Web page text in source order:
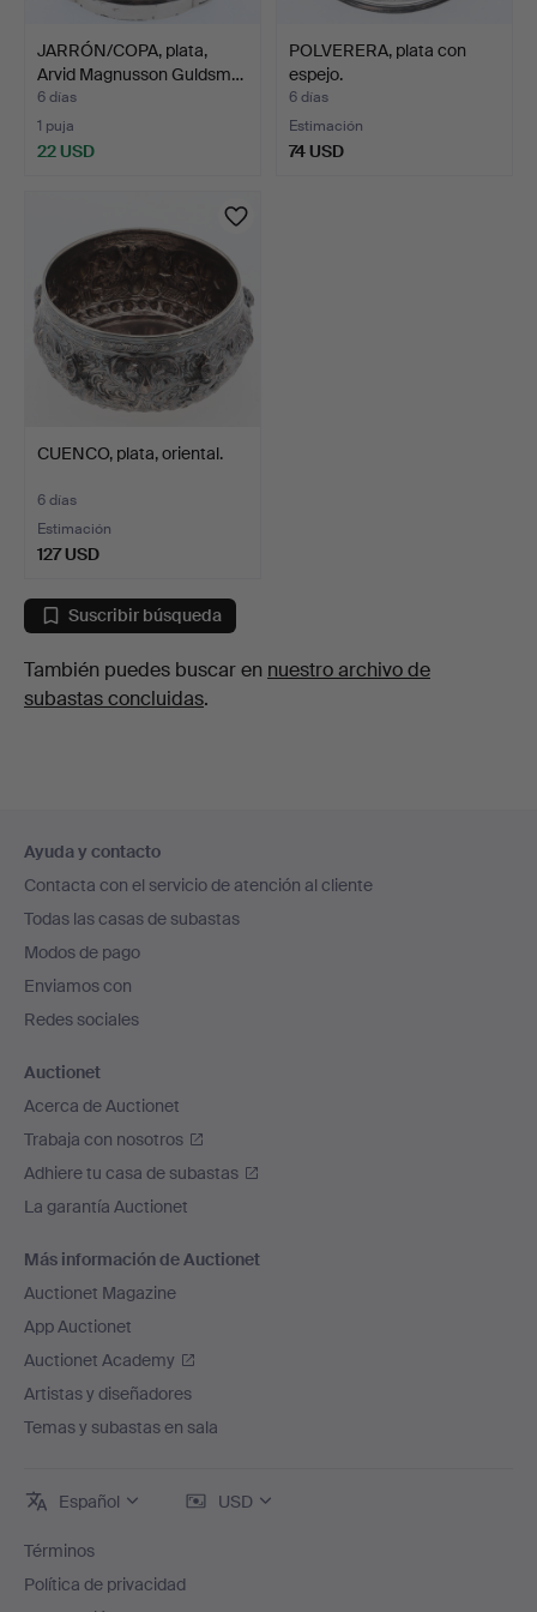
JARRÓN/COPA, plata,
Arvid Magnusson Guldsm…
6 días
1 puja
22 USD
POLVERERA, plata con
espejo.
6 días
Estimación
74 USD
CUENCO, plata, oriental.
6 días
Estimación
127 USD
Suscribir búsqueda
También puedes buscar en nuestro archivo de
subastas concluidas.
en
el
pie
de
página
Ayuda y contacto
Contacta con el servicio de atención al cliente
Todas las casas de subastas
Modos de pago
Enviamos con
Redes sociales
Auctionet
Acerca de Auctionet
Trabaja con nosotros
Adhiere tu casa de subastas
La garantía Auctionet
Más información de Auctionet
Auctionet Magazine
App Auctionet
Auctionet Academy
Artistas y diseñadores
Temas y subastas en sala
Español USD
Términos
Política de privacidad